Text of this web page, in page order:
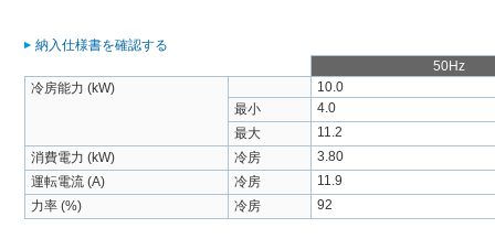
納入仕様書を確認する
50Hz
冷房能力 (kW)
10.0
最小
4.0
最大
11.2
消費電力 (kW)
冷房
3.80
運転電流 (A)
冷房
11.9
力率 (%)
冷房 92